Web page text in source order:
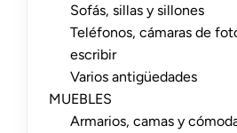
Sofás, sillas y sillones
Teléfonos, cámaras de
escribir
Varios antigüedades
MUEBLES
Armarios, camas y